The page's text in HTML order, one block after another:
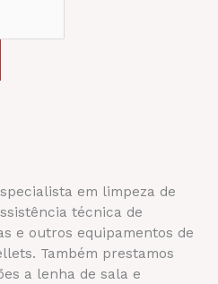
em limpeza de
técnica de
e outros equipamentos de
Também prestamos
a lenha de sala e